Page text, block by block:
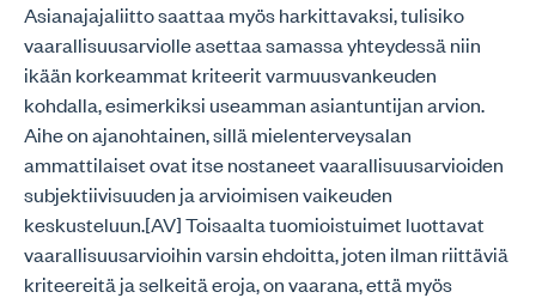
Asianajajaliitto saattaa myös harkittavaksi, tulisiko
vaarallisuusarviolle asettaa samassa yhteydessä niin
ikään korkeammat kriteerit varmuusvankeuden
kohdalla, esimerkiksi useamman asiantuntijan arvion.
Aihe on ajanohtainen, sillä mielenterveysalan
ammattilaiset ovat itse nostaneet vaarallisuusarvioiden
subjektiivisuuden ja arvioimisen vaikeuden
keskusteluun.[AV] Toisaalta tuomioistuimet luottavat
vaarallisuusarvioihin varsin ehdoitta, joten ilman riittäviä
kriteereitä ja selkeitä eroja, on vaarana, että myös